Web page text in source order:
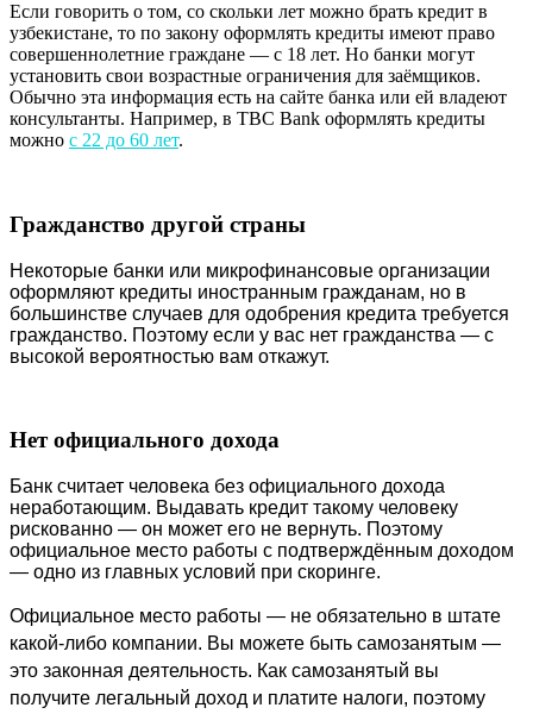
Если говорить о том, со скольки лет можно брать кредит в
узбекистане, то по закону оформлять кредиты имеют право
совершеннолетние граждане — с 18 лет. Но банки могут
установить свои возрастные ограничения для заёмщиков.
Обычно эта информация есть на сайте банка или ей владеют
консультанты. Например, в TBC Bank оформлять кредиты
можно с 22 до 60 лет.
Гражданство другой страны
Некоторые банки или микрофинансовые организации
оформляют кредиты иностранным гражданам, но в
большинстве случаев для одобрения кредита требуется
гражданство. Поэтому если у вас нет гражданства — с
высокой вероятностью вам откажут.
Нет официального дохода
Банк считает человека без официального дохода
неработающим. Выдавать кредит такому человеку
рискованно — он может его не вернуть. Поэтому
официальное место работы с подтверждённым доходом
— одно из главных условий при скоринге.
Официальное место работы — не обязательно в штате
какой-либо компании. Вы можете быть самозанятым —
это законная деятельность. Как самозанятый вы
получите легальный доход и платите налоги, поэтому